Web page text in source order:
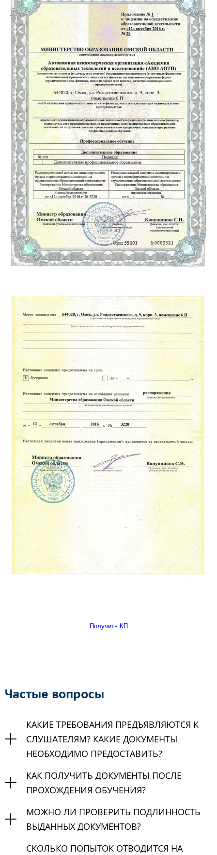
Получить КП
Частые вопросы
КАКИЕ ТРЕБОВАНИЯ ПРЕДЪЯВЛЯЮТСЯ К
СЛУШАТЕЛЯМ? КАКИЕ ДОКУМЕНТЫ
НЕОБХОДИМО ПРЕДОСТАВИТЬ?
КАК ПОЛУЧИТЬ ДОКУМЕНТЫ ПОСЛЕ
ПРОХОЖДЕНИЯ ОБУЧЕНИЯ?
МОЖНО ЛИ ПРОВЕРИТЬ ПОДЛИННОСТЬ
ВЫДАННЫХ ДОКУМЕНТОВ?
СКОЛЬКО ПОПЫТОК ОТВОДИТСЯ НА